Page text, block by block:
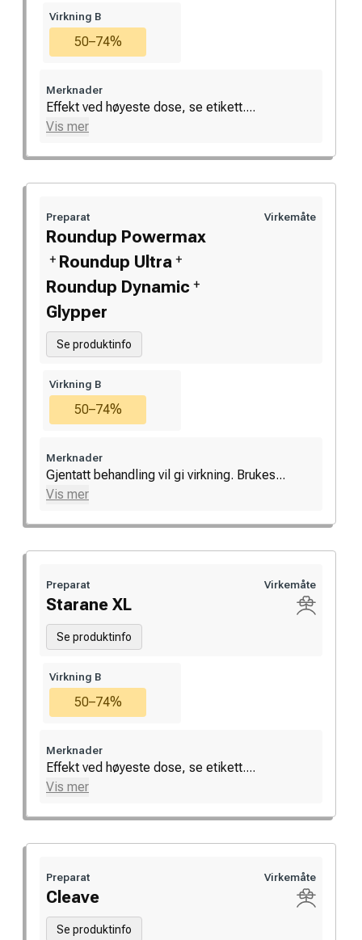
Virkning B
50–74%
Merknader
Effekt ved høyeste dose, se etikett....
Vis mer
Preparat
Roundup Powermax
+ Roundup Ultra +
Roundup Dynamic +
Glypper
Se produktinfo
Virkemåte
Virkning B
50–74%
Merknader
Gjentatt behandling vil gi virkning. Brukes...
Vis mer
Preparat
Starane XL
Se produktinfo
Virkemåte
Virkning B
50–74%
Merknader
Effekt ved høyeste dose, se etikett....
Vis mer
Preparat
Cleave
Se produktinfo
Virkemåte